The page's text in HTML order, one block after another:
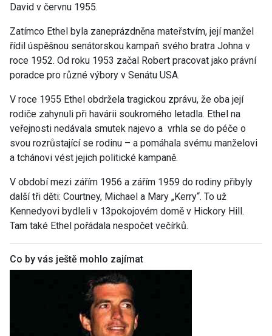
David v červnu 1955.
Zatímco Ethel byla zaneprázdněna mateřstvím, její manžel
řídil úspěšnou senátorskou kampaň svého bratra Johna v
roce 1952. Od roku 1953 začal Robert pracovat jako právní
poradce pro různé výbory v Senátu USA.
V roce 1955 Ethel obdržela tragickou zprávu, že oba její
rodiče zahynuli při havárii soukromého letadla. Ethel na
veřejnosti nedávala smutek najevo a vrhla se do péče o
svou rozrůstající se rodinu – a pomáhala svému manželovi
a tchánovi vést jejich politické kampaně.
V období mezi zářím 1956 a zářím 1959 do rodiny přibyly
další tři děti: Courtney, Michael a Mary „Kerry“. To už
Kennedyovi bydleli v 13pokojovém domě v Hickory Hill.
Tam také Ethel pořádala nespočet večírků.
Co by vás ještě mohlo zajímat